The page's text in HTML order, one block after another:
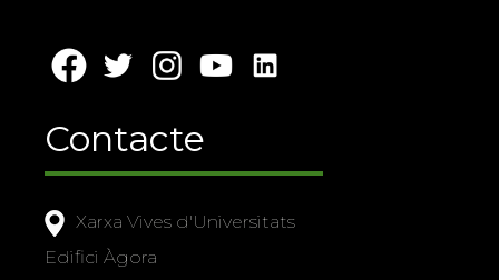
Contacte
Xarxa Vives d'Universitats
Edifici Àgora